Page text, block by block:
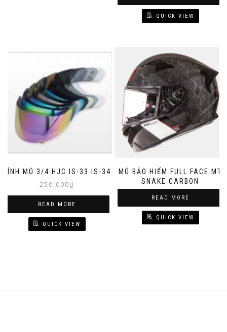
QUICK VIEW
KÍNH MŨ 3/4 HJC IS-33 IS-34
250.000₫
READ MORE
QUICK VIEW
MŨ BẢO HIỂM FULL FACE MT
SNAKE CARBON
READ MORE
QUICK VIEW